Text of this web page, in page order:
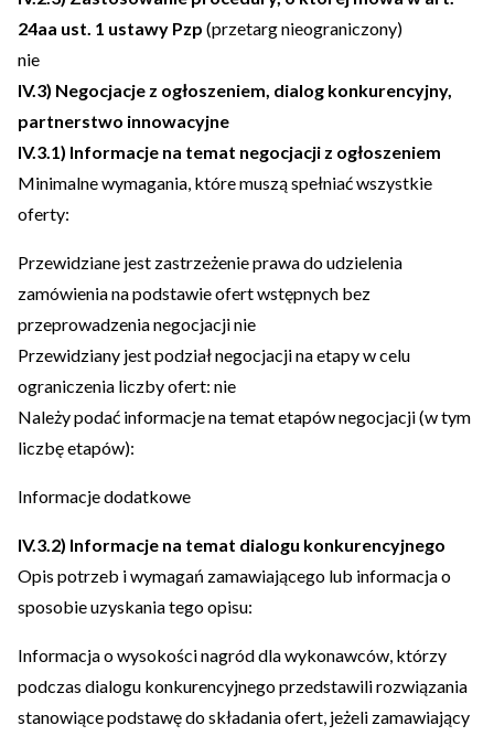
24aa ust. 1 ustawy Pzp (przetarg nieograniczony)
nie
IV.3) Negocjacje z ogłoszeniem, dialog konkurencyjny,
partnerstwo innowacyjne
IV.3.1) Informacje na temat negocjacji z ogłoszeniem
Minimalne wymagania, które muszą spełniać wszystkie
oferty:
Przewidziane jest zastrzeżenie prawa do udzielenia
zamówienia na podstawie ofert wstępnych bez
przeprowadzenia negocjacji nie
Przewidziany jest podział negocjacji na etapy w celu
ograniczenia liczby ofert: nie
Należy podać informacje na temat etapów negocjacji (w tym
liczbę etapów):
Informacje dodatkowe
IV.3.2) Informacje na temat dialogu konkurencyjnego
Opis potrzeb i wymagań zamawiającego lub informacja o
sposobie uzyskania tego opisu:
Informacja o wysokości nagród dla wykonawców, którzy
podczas dialogu konkurencyjnego przedstawili rozwiązania
stanowiące podstawę do składania ofert, jeżeli zamawiający